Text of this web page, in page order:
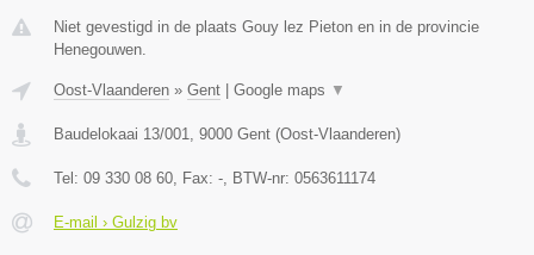
Niet gevestigd in de plaats Gouy lez Pieton en in de provincie
Henegouwen.
Oost-Vlaanderen » Gent Google maps ▼
Baudelokaai 13/001 9000 Gent (Oost-Vlaanderen)
Tel: 09 330 08 60 , Fax: - , BTW-nr: 0563611174
E-mail › Gulzig bv